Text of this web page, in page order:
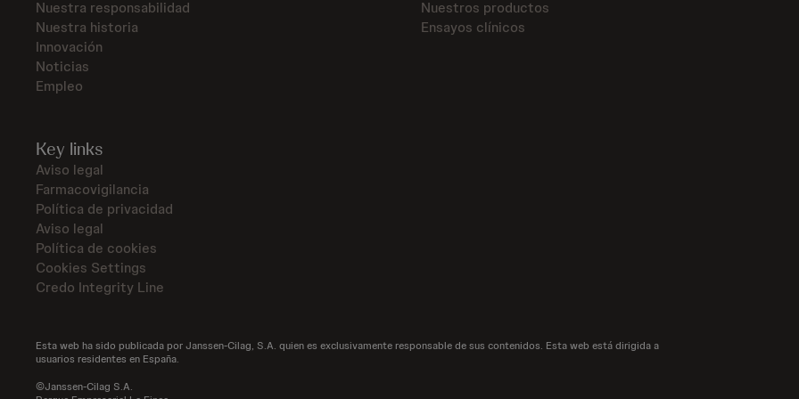
Nuestra responsabilidad
Nuestra historia
Innovación
Noticias
Empleo
Nuestros productos
Ensayos clínicos
Key links
Aviso legal
Farmacovigilancia
Política de privacidad
Aviso legal
Política de cookies
Cookies Settings
Credo Integrity Line
Esta web ha sido publicada por Janssen-Cilag, S.A. quien es exclusivamente responsable de sus contenidos. Esta web está dirigida a
usuarios residentes en España.
©Janssen-Cilag S.A.